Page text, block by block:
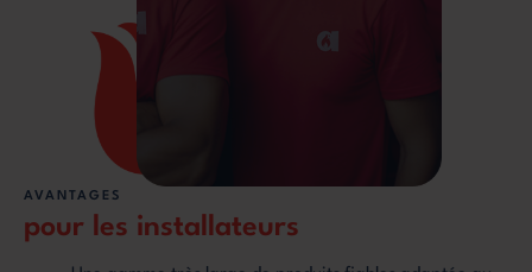
AVANTAGES
pour les installateurs